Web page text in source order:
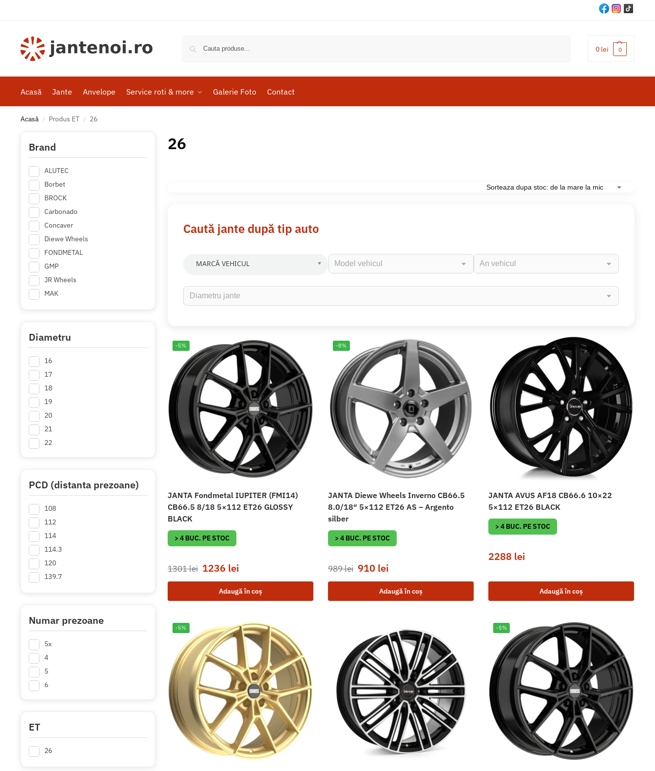
0 lei 0
Acasă Jante Anvelope Service roti & more Galerie Foto Contact
Acasă / Produs ET / 26
26
Caută jante după tip auto
MARCĂ VEHICUL
-5%
JANTA Fondmetal IUPITER (FMI14)
CB66.5 8/18 5×112 ET26 GLOSSY
BLACK
> 4 BUC. PE STOC
1301lei 1236 lei
Adaugă în coș
-8%
JANTA Diewe Wheels Inverno CB66.5
8.0/18″ 5×112 ET26 AS – Argento
silber
> 4 BUC. PE STOC
989lei 910 lei
Adaugă în coș
JANTA AVUS AF18 CB66.6 10×22
5×112 ET26 BLACK
> 4 BUC. PE STOC
2288 lei
Adaugă în coș
-5% -5%
Brand
ALUTEC
Borbet
BROCK
Carbonado
Concaver
Diewe Wheels
FONDMETAL
GMP
JR Wheels
MAK
Ronal
Diametru
16
17
18
19
20
21
22
PCD (distanta prezoane)
108
112
114
114.3
120
139.7
Numar prezoane
5x
4
5
6
ET
26